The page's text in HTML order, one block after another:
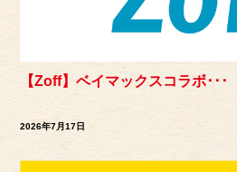
【Zoff】ベイマックスコラボ･･･
2026年7月17日